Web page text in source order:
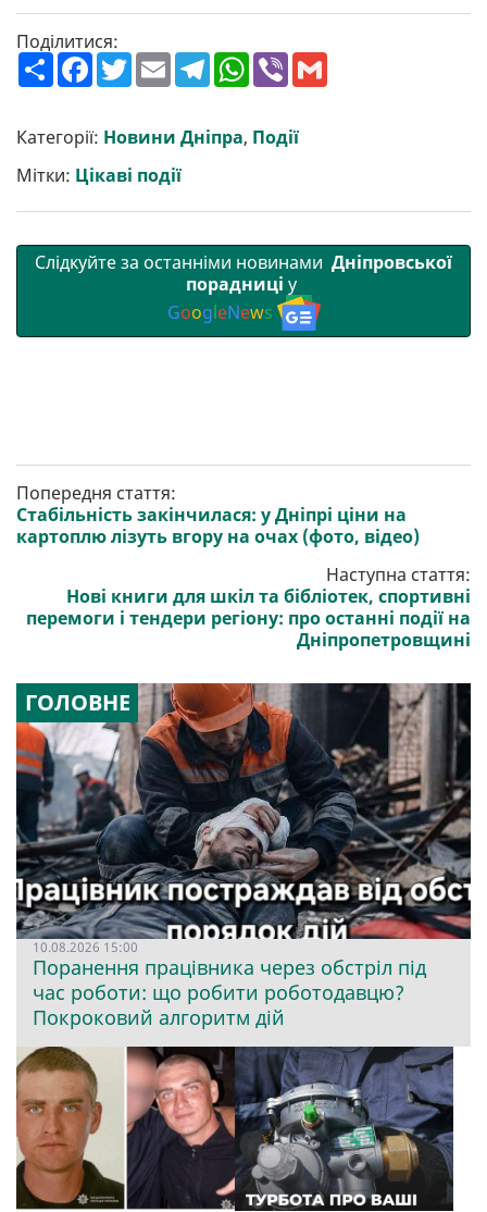
Поділитися:
П
о
р
и
т
и
F
a
b
o
o
k
T
w
t
e
r
E
m
l
T
e
g
r
W
h
s
A
V
r
Категорії: Новини Дніпра, Події
Мітки: Цікаві події
Слідкуйте за останніми новинами Дніпровської
порадниці у
GoogleNews
Попередня стаття:
Стабільність закінчилася: у Дніпрі ціни на
картоплю лізуть вгору на очах (фото, відео)
Наступна стаття:
Нові книги для шкіл та бібліотек, спортивні
перемоги і тендери регіону: про останні події на
Дніпропетровщині
ГОЛОВНЕ
10.08.2026 15:00
Поранення працівника через обстріл під
час роботи: що робити роботодавцю?
Покроковий алгоритм дій